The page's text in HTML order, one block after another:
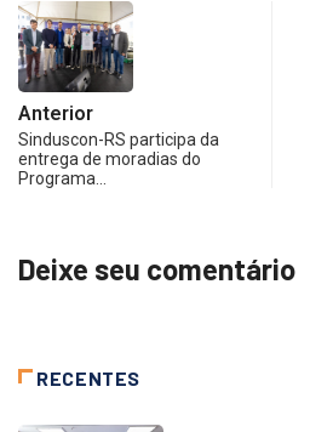
Anterior
Sinduscon-RS participa da
entrega de moradias do
Programa…
Deixe seu comentário
RECENTES